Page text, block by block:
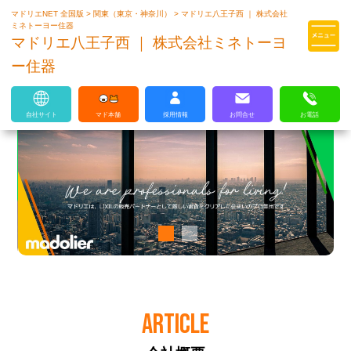
マドリエはLIXILの厳しい基準を
マドリエNET 全国版> 関東（東京・神奈川）>マドリエ八王子西 ｜ 株式会社
ミネトーヨー住器
マドリエ八王子西 ｜ 株式会社ミネトーヨ
ー住器
自社サイト マド本舗 採用情報 お問合せ お電話
ARTICLE